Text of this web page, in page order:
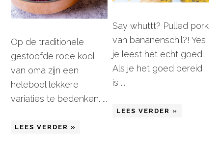
Op de traditionele
gestoofde rode kool
van oma zijn een
heleboel lekkere
variaties te bedenken. ...
LEES VERDER »
Say whuttt? Pulled pork
van bananenschil?! Yes,
je leest het echt goed.
Als je het goed bereid
is ...
LEES VERDER »